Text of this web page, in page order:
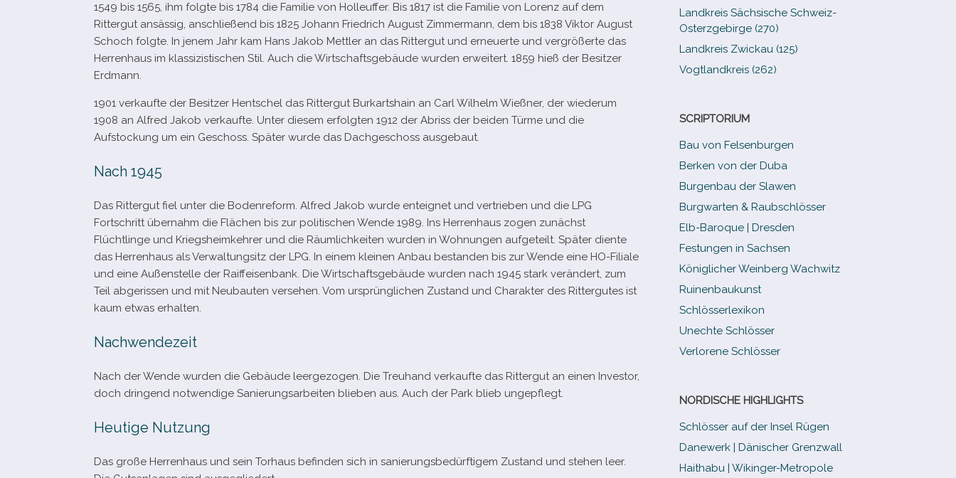
1549 bis 1565, ihm folgte bis 1784 die Familie von Holleuffer. Bis 1817 ist die Familie von Lorenz auf dem
Rittergut ansäs­sig, anschlie­ßend bis 1825 Johann Friedrich August Zimmermann, dem bis 1838 Viktor August
Schoch folgte. In jenem Jahr kam Hans Jakob Mettler an das Rittergut und erneu­erte und ver­grö­ßerte das
Herrenhaus im klas­si­zis­ti­schen Stil. Auch die Wirtschaftsgebäude wur­den erwei­tert. 1859 hieß der Besitzer
Erdmann.
1901 ver­kaufte der Besitzer Hentschel das Rittergut Burkartshain an Carl Wilhelm Wießner, der wie­derum
1908 an Alfred Jakob ver­kaufte. Unter die­sem erfolg­ten 1912 der Abriss der bei­den Türme und die
Aufstockung um ein Geschoss. Später wurde das Dachgeschoss ausgebaut.
Nach 1945
Das Rittergut fiel unter die Bodenreform. Alfred Jakob wurde ent­eig­net und ver­trie­ben und die LPG
Fortschritt über­nahm die Flächen bis zur poli­ti­schen Wende 1989. Ins Herrenhaus zogen zunächst
Flüchtlinge und Kriegsheimkehrer und die Räumlichkeiten wur­den in Wohnungen auf­ge­teilt. Später diente
das Herrenhaus als Verwaltungsitz der LPG. In einem klei­nen Anbau bestan­den bis zur Wende eine HO-​Filiale
und eine Außenstelle der Raiffeisenbank. Die Wirtschaftsgebäude wur­den nach 1945 stark ver­än­dert, zum
Teil abge­ris­sen und mit Neubauten ver­se­hen. Vom ursprüng­li­chen Zustand und Charakter des Rittergutes ist
kaum etwas erhalten.
Nachwendezeit
Nach der Wende wur­den die Gebäude leer­ge­zo­gen. Die Treuhand ver­kaufte das Rittergut an einen Investor,
doch drin­gend not­wen­dige Sanierungsarbeiten blie­ben aus. Auch der Park blieb ungepflegt.
Heutige Nutzung
Das große Herrenhaus und sein Torhaus befin­den sich in sanie­rungs­be­dürf­ti­gem Zustand und ste­hen leer.
Landkreis Sächsische Schweiz-​
Osterzgebirge (270)
Landkreis Zwickau (125)
Vogtlandkreis (262)
SCRIPTORIUM
Bau von Felsenburgen
Berken von der Duba
Burgenbau der Slawen
Burgwarten & Raubschlösser
Elb-​Baroque | Dresden
Festungen in Sachsen
Königlicher Weinberg Wachwitz
Ruinenbaukunst
Schlösserlexikon
Unechte Schlösser
Verlorene Schlösser
NORDISCHE HIGHLIGHTS
Schlösser auf der Insel Rügen
Danewerk | Dänischer Grenzwall
Haithabu | Wikinger-Metropole